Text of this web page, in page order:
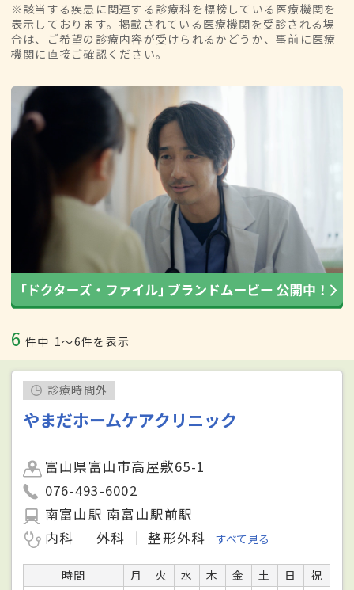
※該当する疾患に関連する診療科を標榜している医療機関を
表示しております。掲載されている医療機関を受診される場
合は、ご希望の診療内容が受けられるかどうか、事前に医療
機関に直接ご確認ください。
6 件中 1〜6件を表示
診療時間外
やまだホームケアクリニック
富山県富山市高屋敷65-1
076-493-6002
南富山駅 南富山駅前駅
内科
外科 整形外科 すべて見る
時間 月 火 水 木 金 土 日
祝